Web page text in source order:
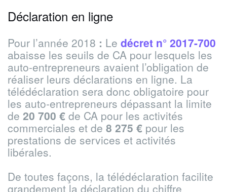
Déclaration en ligne
Pour l’année 2018 : Le décret n° 2017-700
abaisse les seuils de CA pour lesquels les
auto-entrepreneurs avaient l’obligation de
réaliser leurs déclarations en ligne. La
télédéclaration sera donc obligatoire pour
les auto-entrepreneurs dépassant la limite
de 20 700 € de CA pour les activités
commerciales et de 8 275 € pour les
prestations de services et activités
libérales.
De toutes façons, la télédéclaration facilite
grandement la déclaration du chiffre